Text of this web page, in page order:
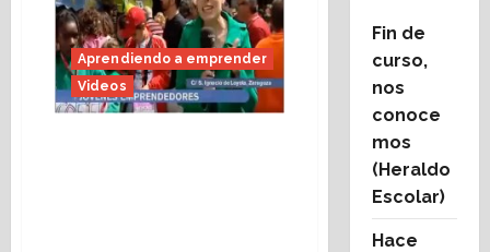
mercadillo
de
cooperativas
escolares
en
Huesca.
Aprendiendo a emprender
Videos
Fin de
curso,
nos
conoce
mos
(Heraldo
Escolar)
Hace